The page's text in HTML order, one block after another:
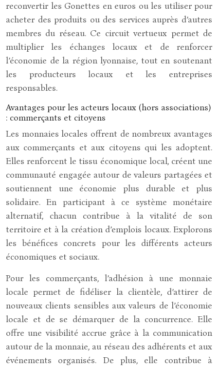
reconvertir les Gonettes en euros ou les utiliser pour
acheter des produits ou des services auprès d’autres
membres du réseau. Ce circuit vertueux permet de
multiplier les échanges locaux et de renforcer
l’économie de la région lyonnaise, tout en soutenant
les producteurs locaux et les entreprises
responsables.
Avantages pour les acteurs locaux (hors associations)
: commerçants et citoyens
Les monnaies locales offrent de nombreux avantages
aux commerçants et aux citoyens qui les adoptent.
Elles renforcent le tissu économique local, créent une
communauté engagée autour de valeurs partagées et
soutiennent une économie plus durable et plus
solidaire. En participant à ce système monétaire
alternatif, chacun contribue à la vitalité de son
territoire et à la création d’emplois locaux. Explorons
les bénéfices concrets pour les différents acteurs
économiques et sociaux.
Pour les commerçants, l’adhésion à une monnaie
locale permet de fidéliser la clientèle, d’attirer de
nouveaux clients sensibles aux valeurs de l’économie
locale et de se démarquer de la concurrence. Elle
offre une visibilité accrue grâce à la communication
autour de la monnaie, au réseau des adhérents et aux
événements organisés. De plus, elle contribue à